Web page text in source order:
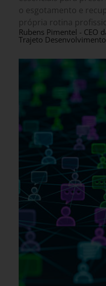
o esgotamento e
própria rotina
Rubens Pimentel - CEO
Trajeto Desenvolvimento